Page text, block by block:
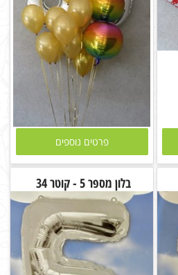
פרטים נוספים
בלון מספר 5 - קוטר 34